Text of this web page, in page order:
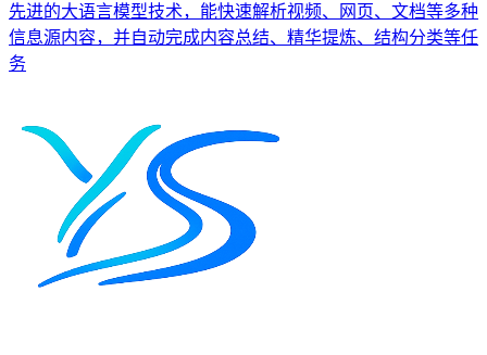
先进的大语言模型技术，能快速解析视频、网页、文档等多种
信息源内容，并自动完成内容总结、精华提炼、结构分类等任
务